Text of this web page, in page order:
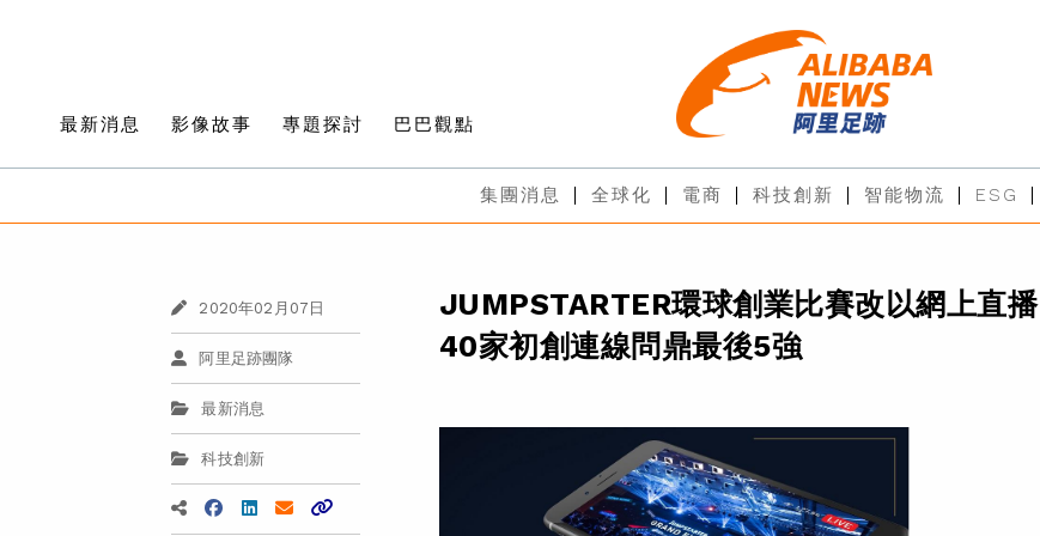
最新消息 影像故事 專題探討 巴巴觀點
集團消息 全球化 電商 科技創新 智能物流 ESG
2020年02月07日
阿里足跡團隊
最新消息
科技創新
JUMPSTARTER環球創業比賽改以網上直播
40家初創連線問鼎最後5強